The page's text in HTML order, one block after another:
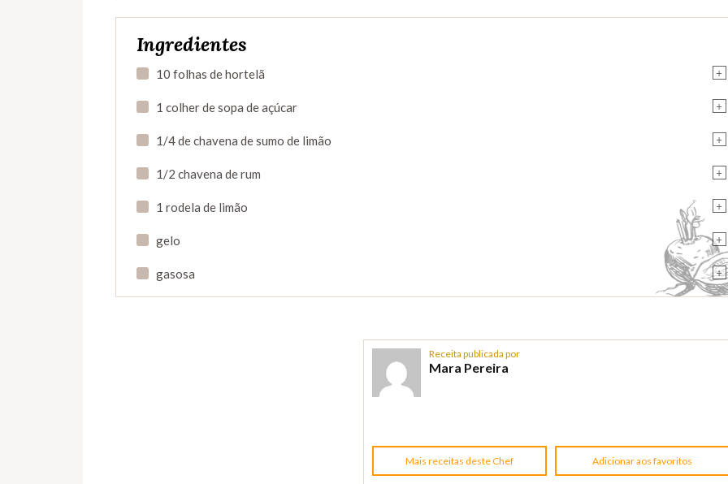
Ingredientes
+
10 folhas de hortelã
+
1 colher de sopa de açúcar
+
1/4 de chavena de sumo de limão
+
1/2 chavena de rum
+
1 rodela de limão
+
gelo
+
gasosa
Receita publicada por
Mara Pereira
Mais receitas deste Chef Adicionar aos favoritos